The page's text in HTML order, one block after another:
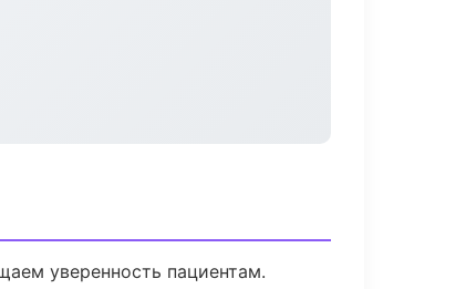
уверенность пациентам.